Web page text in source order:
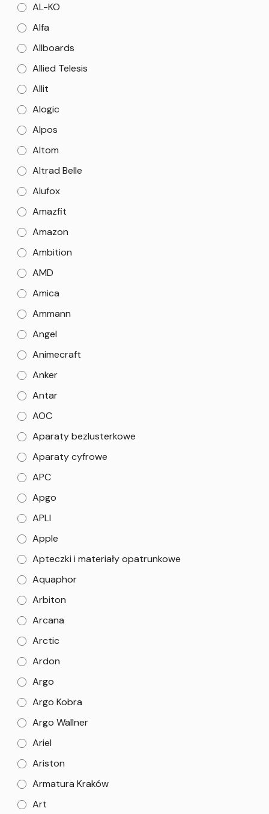
AL-KO
Alfa
Allboards
Allied Telesis
Allit
Alogic
Alpos
Altom
Altrad Belle
Alufox
Amazfit
Amazon
Ambition
AMD
Amica
Ammann
Angel
Animecraft
Anker
Antar
AOC
Aparaty bezlusterkowe
Aparaty cyfrowe
APC
Apgo
APLI
Apple
Apteczki i materiały opatrunkowe
Aquaphor
Arbiton
Arcana
Arctic
Ardon
Argo
Argo Kobra
Argo Wallner
Ariel
Ariston
Armatura Kraków
Art